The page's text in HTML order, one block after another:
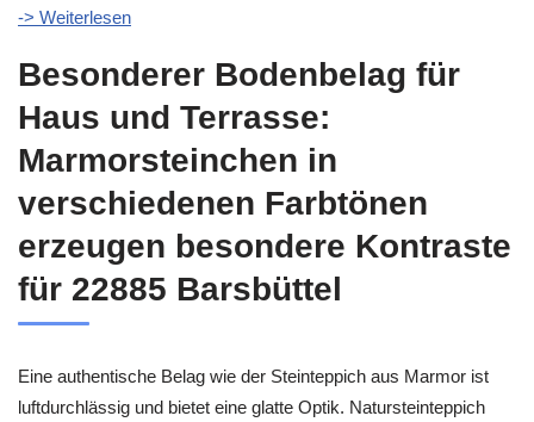
-> Weiterlesen
Besonderer Bodenbelag für
Haus und Terrasse:
Marmorsteinchen in
verschiedenen Farbtönen
erzeugen besondere Kontraste
für 22885 Barsbüttel
Eine authentische Belag wie der Steinteppich aus Marmor ist
luftdurchlässig und bietet eine glatte Optik. Natursteinteppich